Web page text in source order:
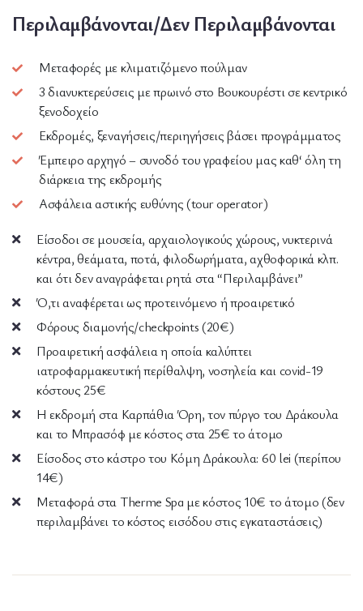
Περιλαμβάνονται/Δεν Περιλαμβάνονται
Μεταφορές με κλιματιζόμενο πούλμαν
3 διανυκτερεύσεις με πρωινό στο Βουκουρέστι σε κεντρικό
ξενοδοχείο
Εκδρομές, ξεναγήσεις/περιηγήσεις βάσει προγράμματος
Έμπειρο αρχηγό – συνοδό του γραφείου μας καθ‘ όλη τη
διάρκεια της εκδρομής
Ασφάλεια αστικής ευθύνης (tour operator)
Είσοδοι σε μουσεία, αρχαιολογικούς χώρους, νυκτερινά
κέντρα, θεάματα, ποτά, φιλοδωρήματα, αχθοφορικά κλπ.
και ότι δεν αναγράφεται ρητά στα “Περιλαμβάνει”
Ό,τι αναφέρεται ως προτεινόμενο ή προαιρετικό
Φόρους διαμονής/checkpoints (20€)
Προαιρετική ασφάλεια η οποία καλύπτει
ιατροφαρμακευτική περίθαλψη, νοσηλεία και covid-19
κόστους 25€
Η εκδρομή στα Καρπάθια Όρη, τον πύργο του Δράκουλα
και το Μπρασόφ με κόστος στα 25€ το άτομο
Είσοδος στο κάστρο του Κόμη Δράκουλα: 60 lei (περίπου
14€)
Μεταφορά στα Therme Spa με κόστος 10€ το άτομο (δεν
περιλαμβάνει το κόστος εισόδου στις εγκαταστάσεις)